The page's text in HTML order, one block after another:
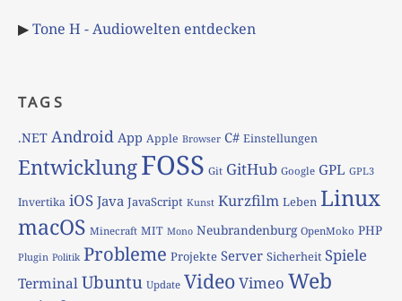
▶Tone H - Audiowelten entdecken
TAGS
.NET Android App Apple Browser C# Einstellungen
EntwicklungFOSS Git GitHub Google GPL GPL3
Invertika iOS Java JavaScript Kunst Kurzfilm Leben Linux
macOS Minecraft MIT Mono Neubrandenburg OpenMoko PHP
Plugin Politik Probleme Projekte Server Sicherheit Spiele
TerminalUbuntu Update VideoVimeo Web